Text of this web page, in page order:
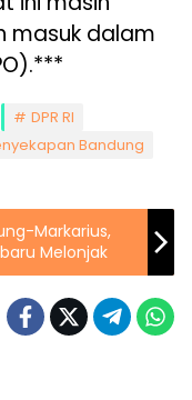
masuk dalam
DPR RI
Bandung
Markarius,
Melonjak